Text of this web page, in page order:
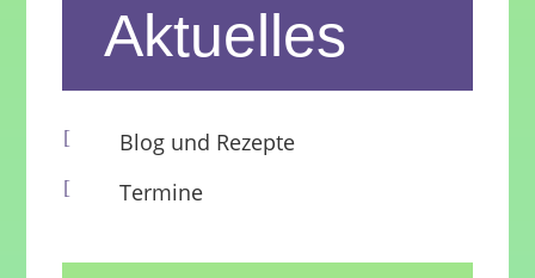
Aktuelles
[ Blog und Rezepte
[ Termine